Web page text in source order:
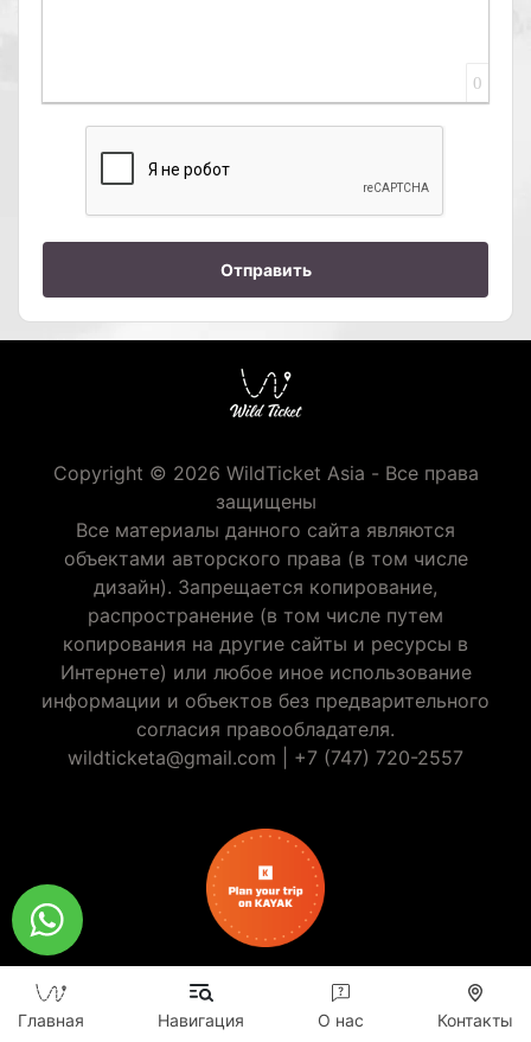
0
Отправить
Copyright © 2026 WildTicket Asia - Все права
защищены
Все материалы данного сайта являются
объектами авторского права (в том числе
дизайн). Запрещается копирование,
распространение (в том числе путем
копирования на другие сайты и ресурсы в
Интернете) или любое иное использование
информации и объектов без предварительного
согласия правообладателя.
wildticketa@gmail.com
+7 (747) 720-2557
Главная Навигация О нас Контакты